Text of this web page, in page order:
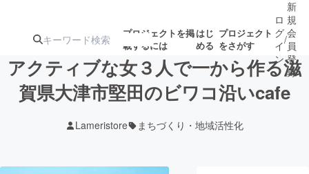
プロジェクトを掲
載するには
はじ
める
プロジェクト
をさがす
ターン
ジェクト
募集終了が近いプ
ロジェクト
ロ
グ
イ
ン
/
新
規
会
員
登
録
アクティブな女３人で一から作る滋
賀県大津市堅田のビワコ沿いcafe
Lameristore まちづくり・地域活性化